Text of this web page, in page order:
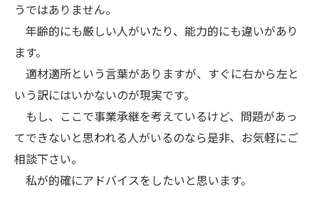
うではありません。
年齢的にも厳しい人がいたり、能力的にも違いがあり
ます。
適材適所という言葉がありますが、すぐに右から左と
いう訳にはいかないのが現実です。
もし、ここで事業承継を考えているけど、問題があっ
てできないと思われる人がいるのなら是非、お気軽にご
相談下さい。
私が的確にアドバイスをしたいと思います。